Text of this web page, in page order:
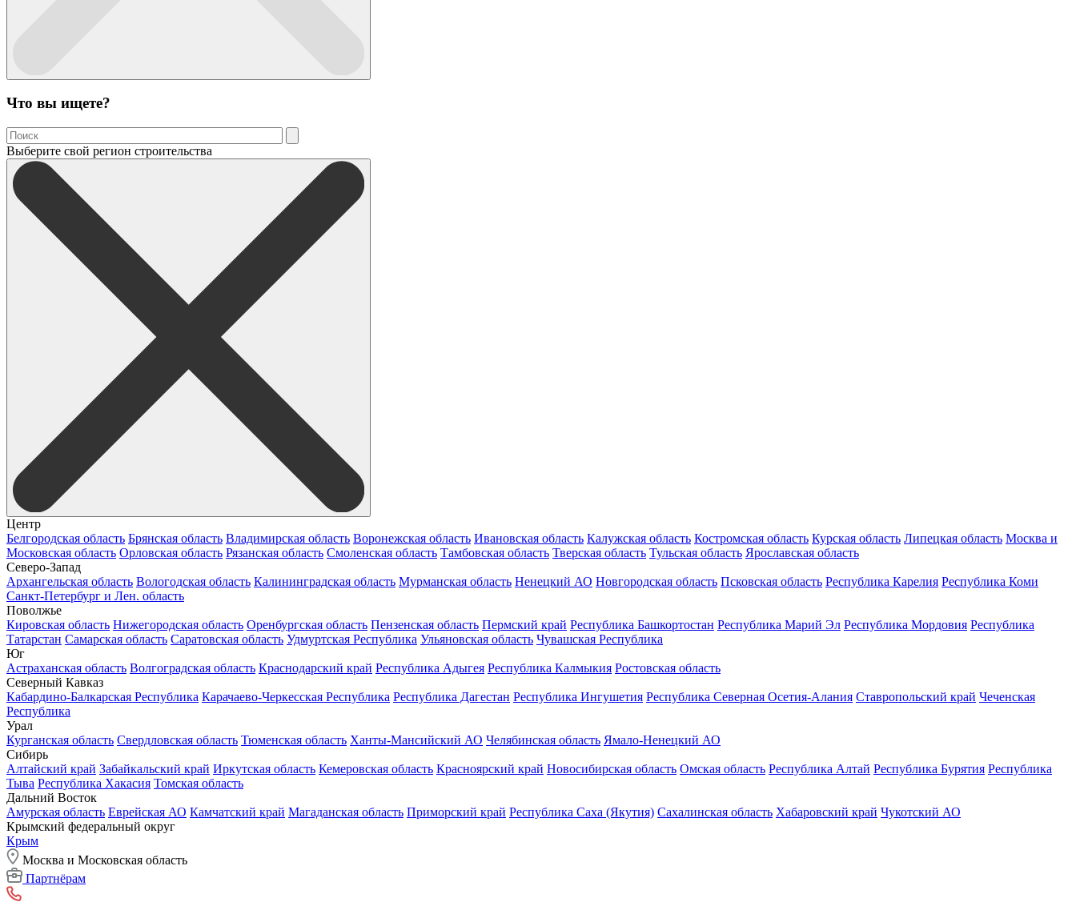
Что вы ищете?
Выберите свой регион строительства
Центр
Белгородская область Брянская область Владимирская область Воронежская область Ивановская область Калужская область Костромская область Курская область Липецкая область Москва и
Московская область Орловская область Рязанская область Смоленская область Тамбовская область Тверская область Тульская область Ярославская область
Северо-Запад
Архангельская область Вологодская область Калининградская область Мурманская область Ненецкий АО Новгородская область Псковская область Республика Карелия Республика Коми
Санкт-Петербург и Лен. область
Поволжье
Кировская область Нижегородская область Оренбургская область Пензенская область Пермский край Республика Башкортостан Республика Марий Эл Республика Мордовия Республика
Татарстан Самарская область Саратовская область Удмуртская Республика Ульяновская область Чувашская Республика
Юг
Астраханская область Волгоградская область Краснодарский край Республика Адыгея Республика Калмыкия Ростовская область
Северный Кавказ
Кабардино-Балкарская Республика Карачаево-Черкесская Республика Республика Дагестан Республика Ингушетия Республика Северная Осетия-Алания Ставропольский край Чеченская
Республика
Урал
Курганская область Свердловская область Тюменская область Ханты-Мансийский АО Челябинская область Ямало-Ненецкий АО
Сибирь
Алтайский край Забайкальский край Иркутская область Кемеровская область Красноярский край Новосибирская область Омская область Республика Алтай Республика Бурятия Республика
Тыва Республика Хакасия Томская область
Дальний Восток
Амурская область Еврейская АО Камчатский край Магаданская область Приморский край Республика Саха (Якутия) Сахалинская область Хабаровский край Чукотский АО
Крымский федеральный округ
Крым
Москва и Московская область
Партнёрам